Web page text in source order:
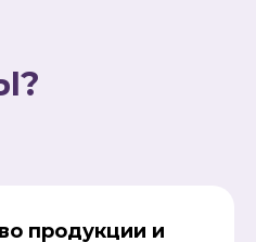
продукции и